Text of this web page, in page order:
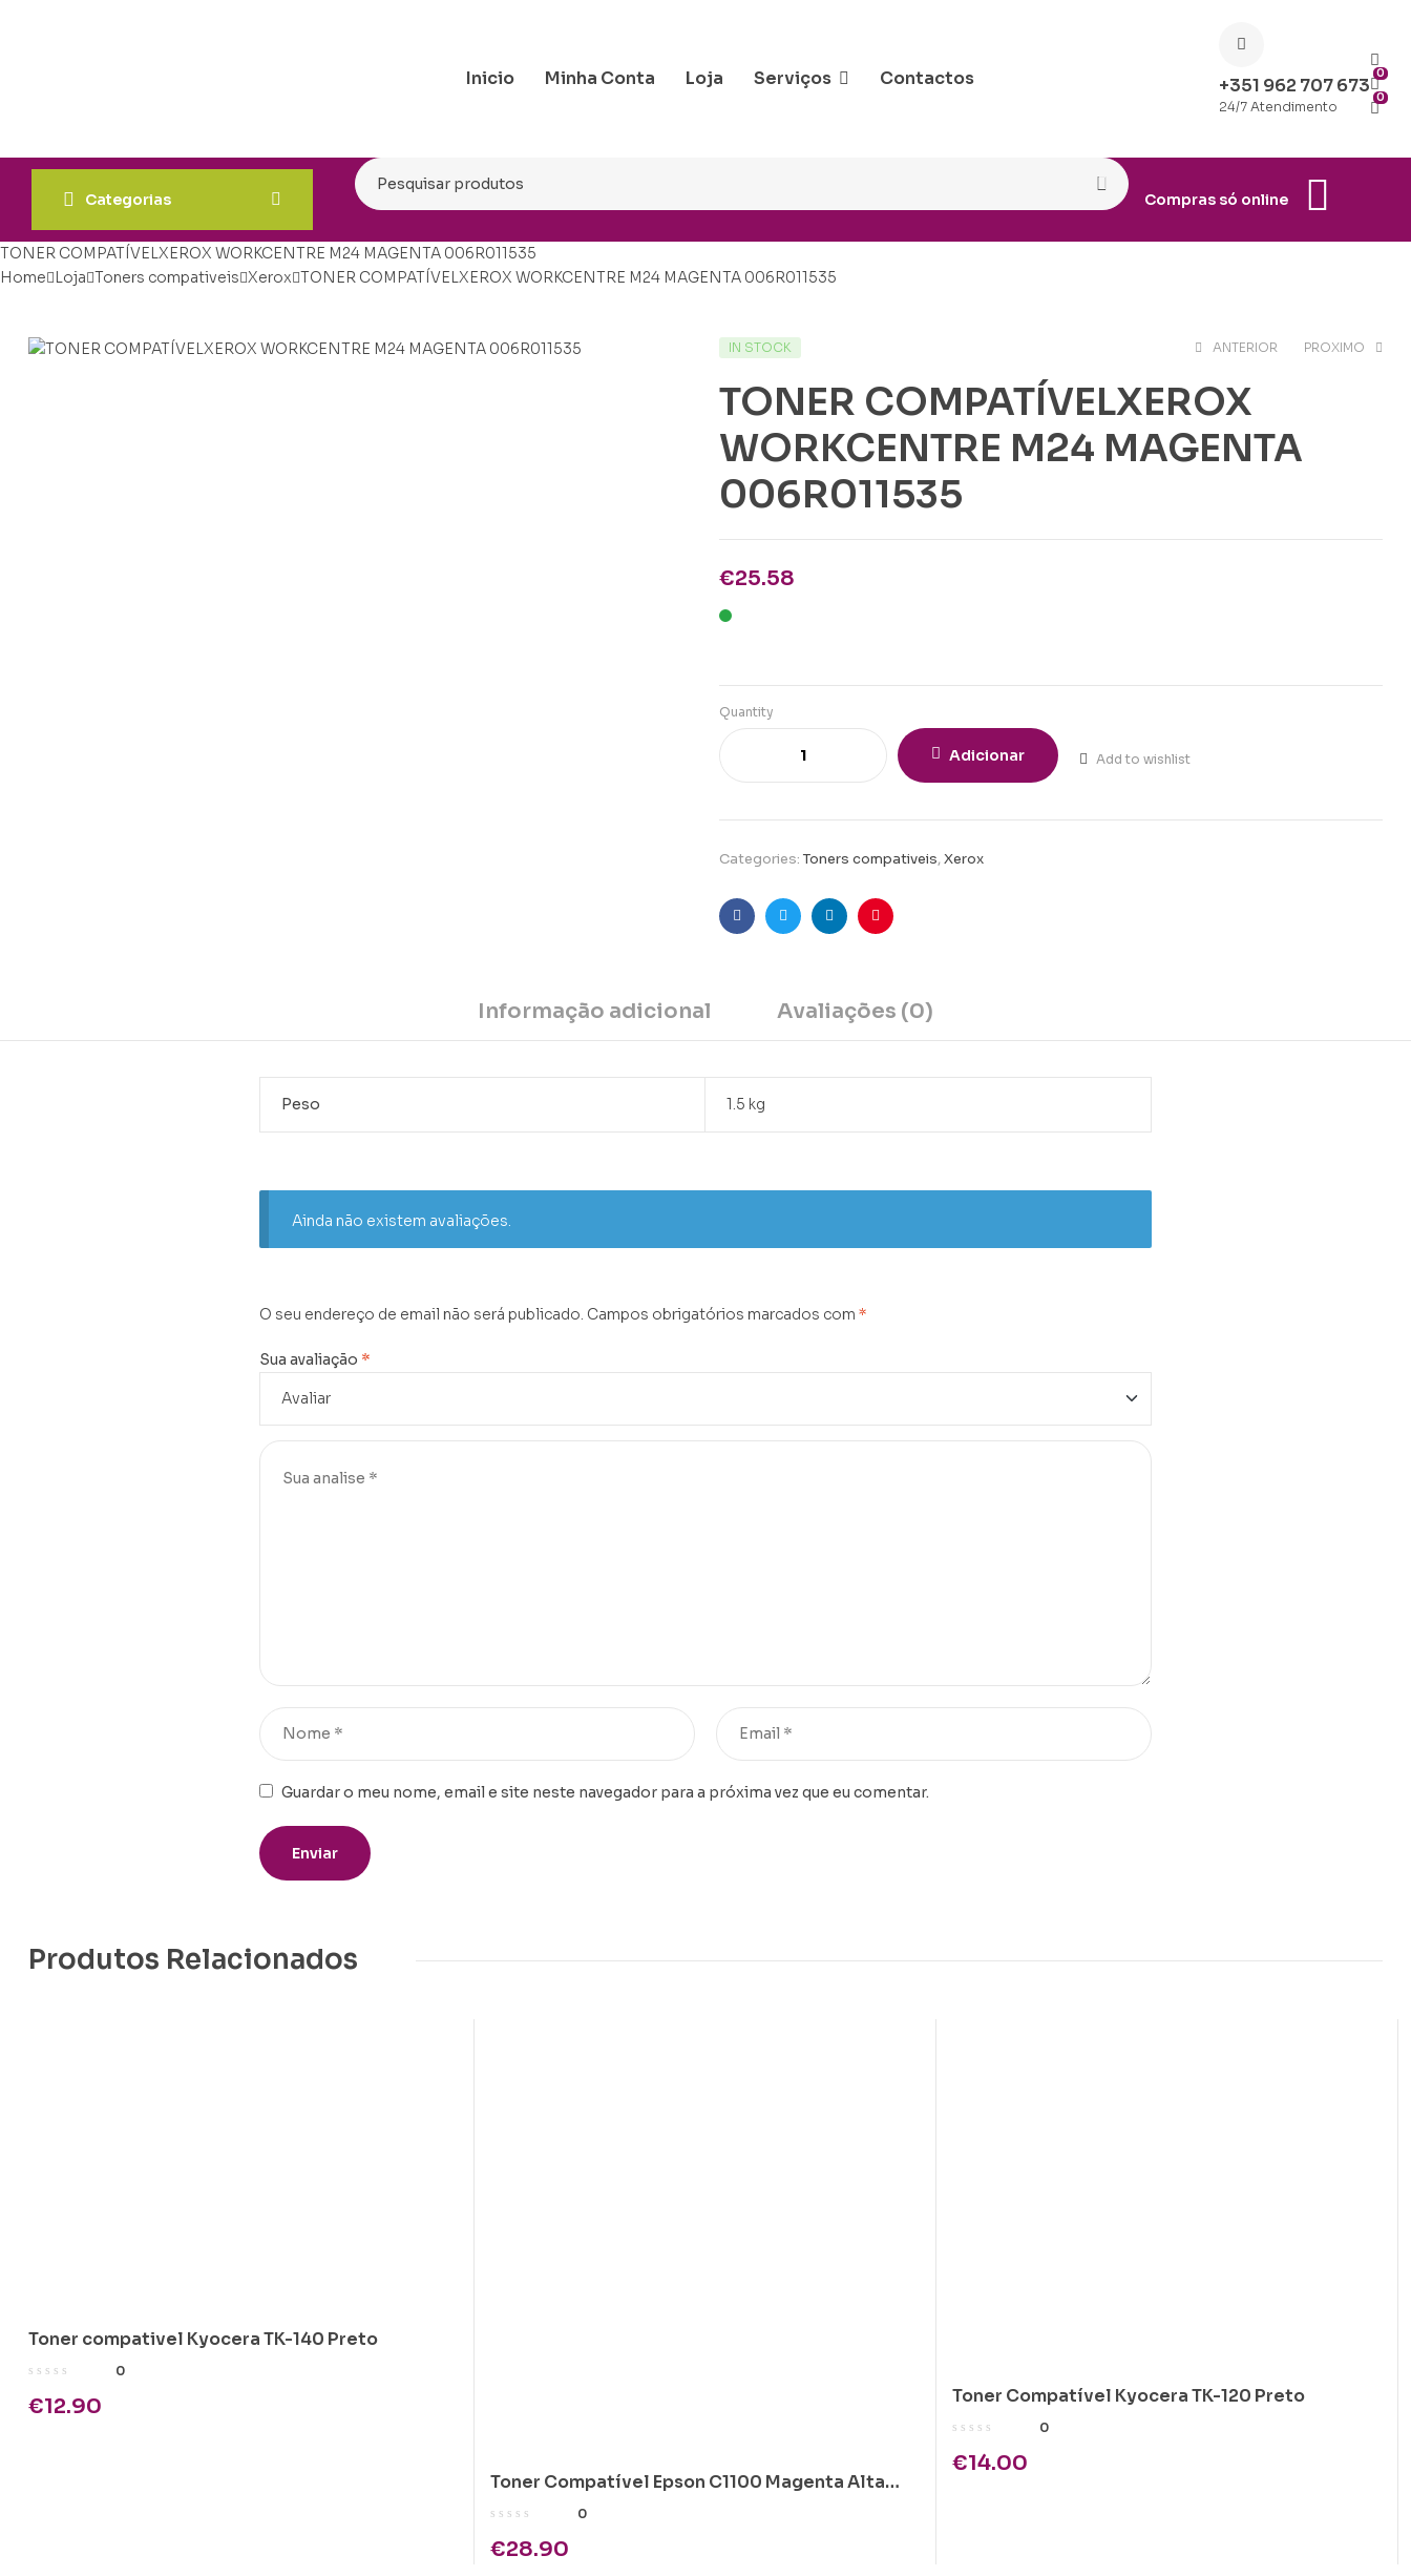
Inicio Minha Conta Loja Serviços Contactos +351 962 707 673
24/7 Atendimento
0
0
Categorias Compras só online
TONER COMPATÍVELXEROX WORKCENTRE M24 MAGENTA 006R011535
Home
Loja Toners compativeis Xerox TONER COMPATÍVELXEROX WORKCENTRE M24 MAGENTA 006R011535
IN STOCK ANTERIOR
€25.58
PROXIMO
€25.58
TONER COMPATÍVELXEROX
WORKCENTRE M24 MAGENTA
006R011535
€25.58
Quantity
Adicionar Add to wishlist
Categories: Toners compativeis,Xerox
FacebookTwitterLinkedinPinterest
Informação adicional Avaliações (0)
Peso 1.5 kg
Ainda não existem avaliações.
O seu endereço de email não será publicado. Campos obrigatórios marcados com *
Sua avaliação *
Guardar o meu nome, email e site neste navegador para a próxima vez que eu comentar.
Produtos Relacionados
Toner compativel Kyocera TK-140 Preto
0
€12.90
Toner Compatível Epson C1100 Magenta Alta
Cap.
0
€28.90
Toner Compatível Kyocera TK-120 Preto
0
€14.00